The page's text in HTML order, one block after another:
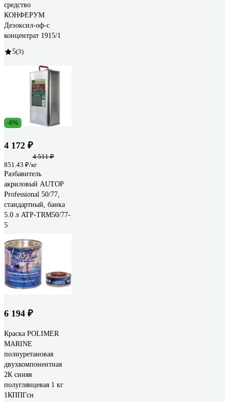
средство
КОНФЕРУМ
Дезоксил-оф-с
концентрат 1915/1
5(3)
-8%
4 172 ₽
4 511 ₽
851.43 ₽/кг
Разбавитель
акриловый AUTOP
Professional 50/77,
стандартный, банка
5.0 л ATP-TRM50/77-
5
6 194 ₽
Краска POLIMER
MARINE
полиуретановая
двухкомпонентная
2К синяя
полуглянцевая 1 кг
1КППГсн